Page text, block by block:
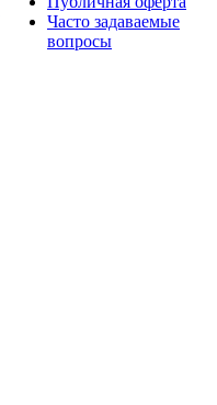
Часто задаваемые
вопросы